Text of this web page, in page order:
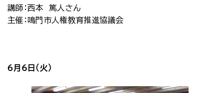
講師：西本 篤人さん
主催：鳴門市人権教育推進協議会
6月6日（火）